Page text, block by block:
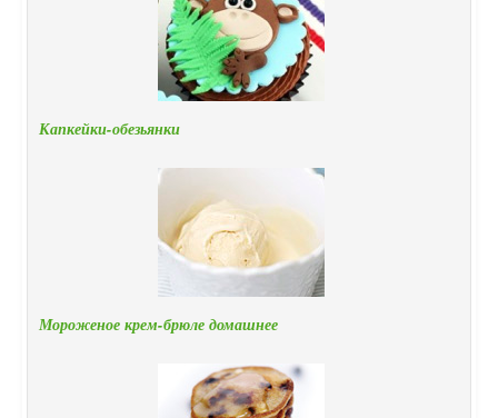
Капкейки-обезьянки
Мороженое крем-брюле домашнее